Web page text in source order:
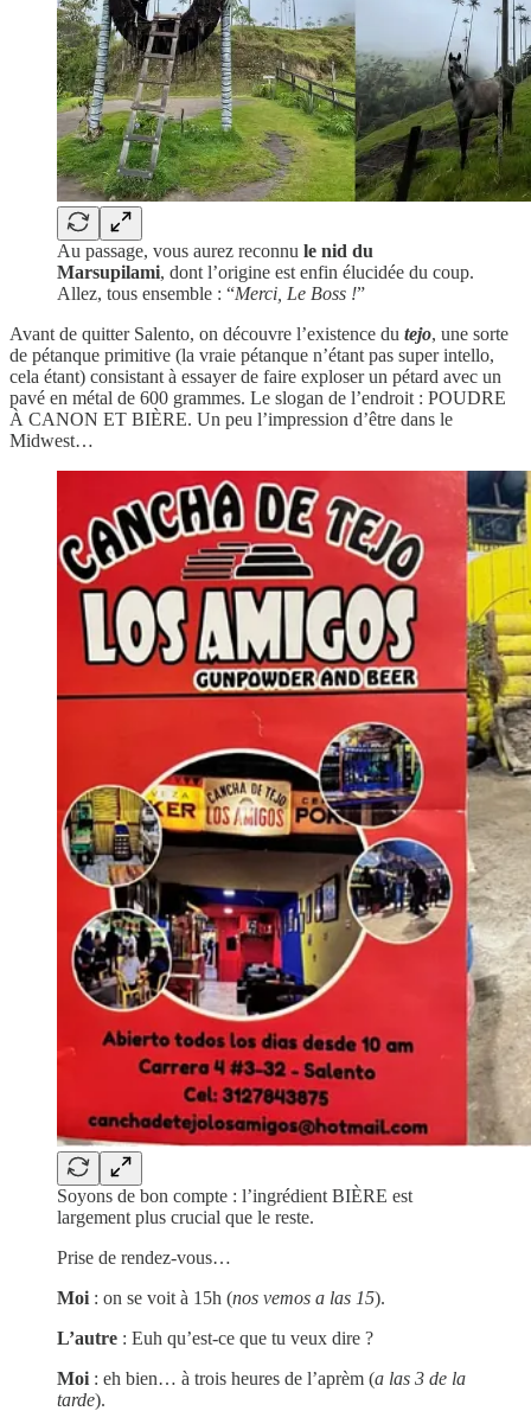
Au passage, vous aurez reconnu le nid du
Marsupilami, dont l’origine est enfin élucidée du coup.
Allez, tous ensemble : “Merci, Le Boss !”
Avant de quitter Salento, on découvre l’existence du tejo, une sorte
de pétanque primitive (la vraie pétanque n’étant pas super intello,
cela étant) consistant à essayer de faire exploser un pétard avec un
pavé en métal de 600 grammes. Le slogan de l’endroit : POUDRE
À CANON ET BIÈRE. Un peu l’impression d’être dans le
Midwest…
Soyons de bon compte : l’ingrédient BIÈRE est
largement plus crucial que le reste.
Prise de rendez-vous…
Moi : on se voit à 15h (nos vemos a las 15).
L’autre : Euh qu’est-ce que tu veux dire ?
Moi : eh bien… à trois heures de l’aprèm (a las 3 de la
tarde).